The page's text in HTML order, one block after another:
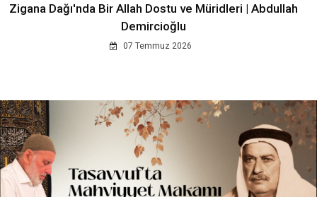
Zigana Dağı'nda Bir Allah Dostu ve Müridleri | Abdullah
Demircioğlu
07 Temmuz 2026